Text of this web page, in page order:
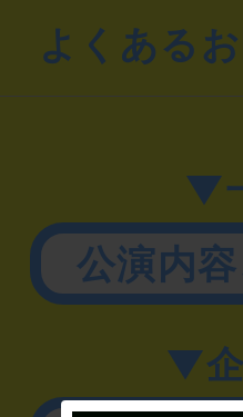
よくある
▼
公演内
▼企